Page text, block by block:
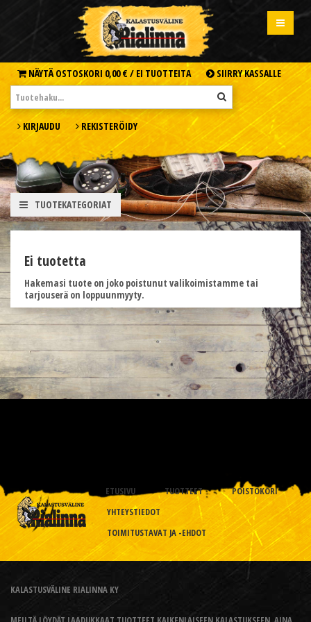
NÄYTÄ OSTOSKORI 0,00 € / EI TUOTTEITA SIIRRY KASSALLE
KIRJAUDU REKISTERÖIDY
TUOTEKATEGORIAT
Ei tuotetta
Hakemasi tuote on joko poistunut valikoimistamme tai
tarjouserä on loppuunmyyty.
ETUSIVU TUOTTEET
POISTOKORI
YHTEYSTIEDOT
TOIMITUSTAVAT JA -EHDOT
KALASTUSVÄLINE RIALINNA KY